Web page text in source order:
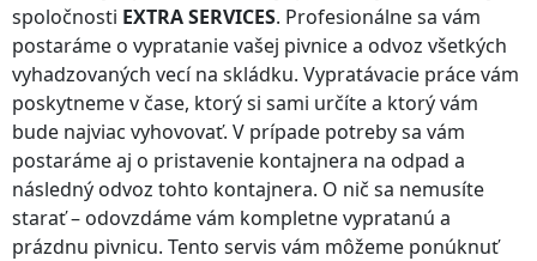
spoločnosti EXTRA SERVICES. Profesionálne sa vám
postaráme o vypratanie vašej pivnice a odvoz všetkých
vyhadzovaných vecí na skládku. Vypratávacie práce vám
poskytneme v čase, ktorý si sami určíte a ktorý vám
bude najviac vyhovovať. V prípade potreby sa vám
postaráme aj o pristavenie kontajnera na odpad a
následný odvoz tohto kontajnera. O nič sa nemusíte
starať – odovzdáme vám kompletne vypratanú a
prázdnu pivnicu. Tento servis vám môžeme ponúknuť